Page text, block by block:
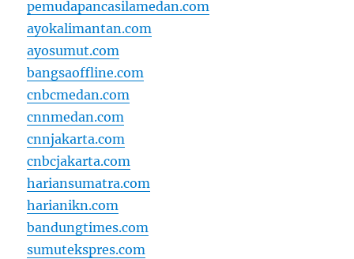
pemudapancasilamedan.com
ayokalimantan.com
ayosumut.com
bangsaoffline.com
cnbcmedan.com
cnnmedan.com
cnnjakarta.com
cnbcjakarta.com
hariansumatra.com
harianikn.com
bandungtimes.com
sumutekspres.com